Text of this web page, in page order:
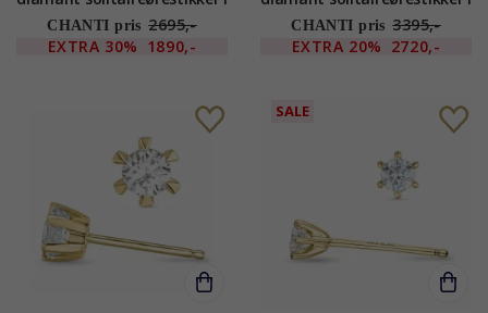
9 karat hvidguld med lab
grown diamant
CHANTI pris 2695,-
EXTRA 30% 1890,-
9 karat guld med lab grown
diamant
CHANTI pris 3395,-
EXTRA 20% 2720,-
SALE